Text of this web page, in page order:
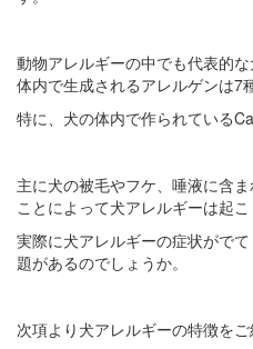
動物アレルギーの中でも代表的
体内で生成されるアレルゲンは7
特に、犬の体内で作られている
主に犬の被毛やフケ、唾液に含
ことによって犬アレルギーは起こ
実際に犬アレルギーの症状がで
題があるのでしょうか。
次項より犬アレルギーの特徴をご